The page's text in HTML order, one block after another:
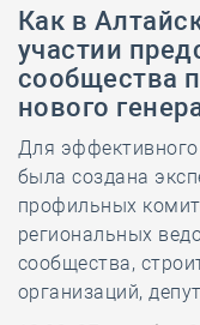
Как в
участии
сообщества
нового
Для эффективного
была создана
профильных
региональных
сообщества,
организаций,